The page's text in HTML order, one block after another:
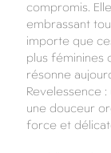
compromis.
embrassant
importe que
plus féminines
résonne
Revelessence
une douceur
force et